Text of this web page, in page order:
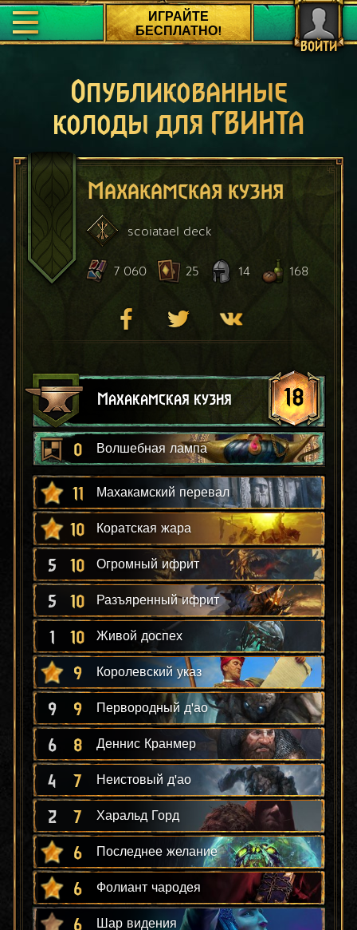
ВОЙТИ
ИГРАЙТЕ
БЕСПЛАТНО!
Опубликованные
колоды для ГВИНТА
Махакамская кузня
scoiatael deck
7 060 25 14 168
Махакамская кузня 18
0 Волшебная лампа
11 Махакамский перевал
10 Коратская жара
5 10 Огромный ифрит
5 10 Разъяренный ифрит
1 10 Живой доспех
9 Королевский указ
9 9 Первородный д'ао
6 8 Деннис Кранмер
4 7 Неистовый д'ао
2 7 Харальд Горд
6 Последнее желание
6 Фолиант чародея
6 Шар видения